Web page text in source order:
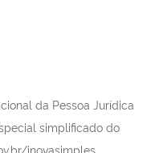
da Pessoa Jurídica
simplificado do
inovasimples.